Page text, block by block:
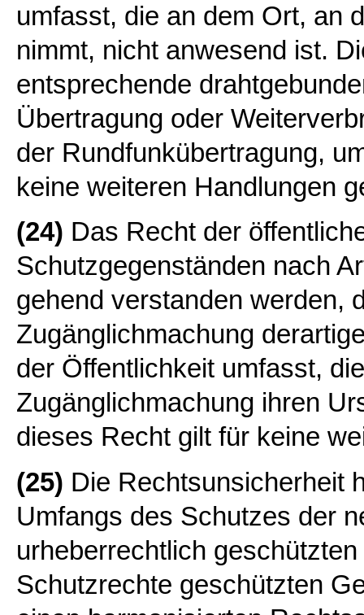
umfasst, die an dem Ort, an
nimmt, nicht anwesend ist.
entsprechende
Übertragung oder
der Rundfunkübertragung,
keine weiteren Handlungen
(24) Das Recht der
Schutzgegenständen nach
gehend verstanden werden,
Zugänglichmachung
der Öffentlichkeit umfasst,
Zugänglichmachung ihren
dieses Recht gilt für keine
(25) Die Rechtsunsicherheit
Umfangs des Schutzes der
urheberrechtlich
Schutzrechte geschützten